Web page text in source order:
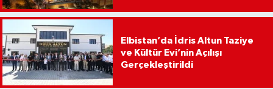
Elbistan’da İdris Altun Taziye
ve Kültür Evi’nin Açılışı
Gerçekleştirildi